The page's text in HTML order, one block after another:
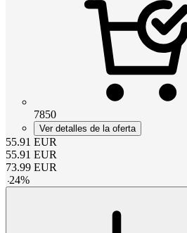
7850
Ver detalles de la oferta
55.91 EUR
55.91 EUR
73.99 EUR
-24%